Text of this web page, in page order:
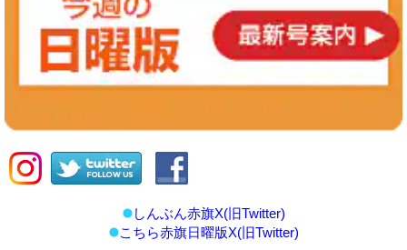
しんぶん赤旗X(旧Twitter)
こちら赤旗日曜版X(旧Twitter)